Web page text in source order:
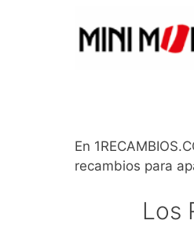
En
recambios para
Los